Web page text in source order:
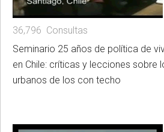
36,796 Consultas
Seminario 25 años de política de
en Chile: críticas y lecciones sobre
urbanos de los con techo